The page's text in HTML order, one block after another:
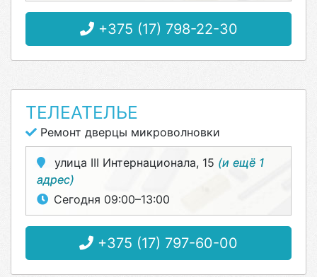
+375 (17) 798-22-30
ТЕЛЕАТЕЛЬЕ
Ремонт дверцы микроволновки
улица III Интернационала, 15 (и ещё 1
адрес)
Сегодня 09:00–13:00
+375 (17) 797-60-00